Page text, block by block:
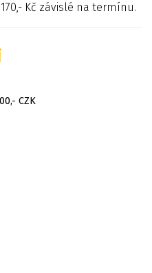
Kč závislé na termínu.
CZK